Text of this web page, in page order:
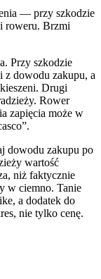
— przy szkodzie
roweru. Brzmi
Przy szkodzie
z dowodu zakupu, a
Drugi
Rower
zapięcia może w
dowodu zakupu po
wartość
niż faktycznie
w ciemno. Tanie
a dodatek do
nie tylko cenę.